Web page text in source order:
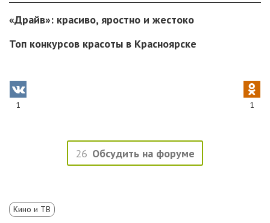
«Драйв»: красиво, яростно и жестоко
Топ конкурсов красоты в Красноярске
1 1
26 Обсудить на форуме
Кино и ТВ